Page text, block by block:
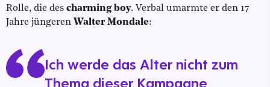
Rolle, die des charming boy. Verbal umarmte er den 17
Jahre jüngeren Walter Mondale:
Ich werde das Alter nicht zum
Thema dieser Kampagne